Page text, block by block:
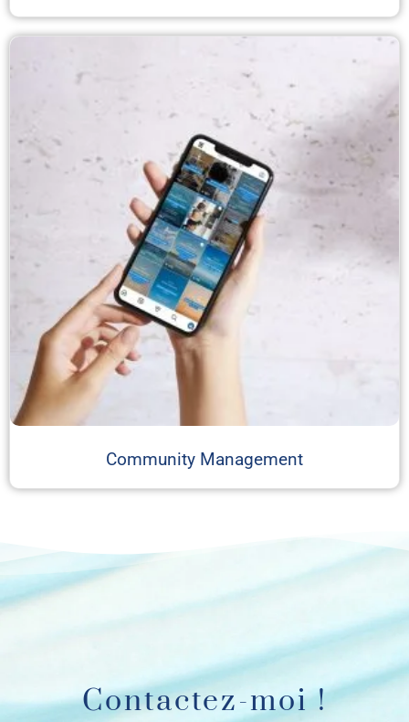
Community Management
Contactez-moi !